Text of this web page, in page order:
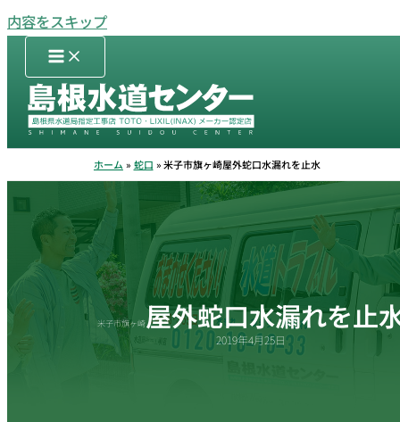
内容をスキップ
ホーム 蛇口 米子市旗ヶ崎屋外蛇口水漏れを止水
米子市旗ヶ崎屋外蛇口水漏れを止
2019年4月25日